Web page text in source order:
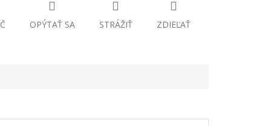
OPÝTAŤ SA STRÁŽIŤ ZDIEĽAŤ